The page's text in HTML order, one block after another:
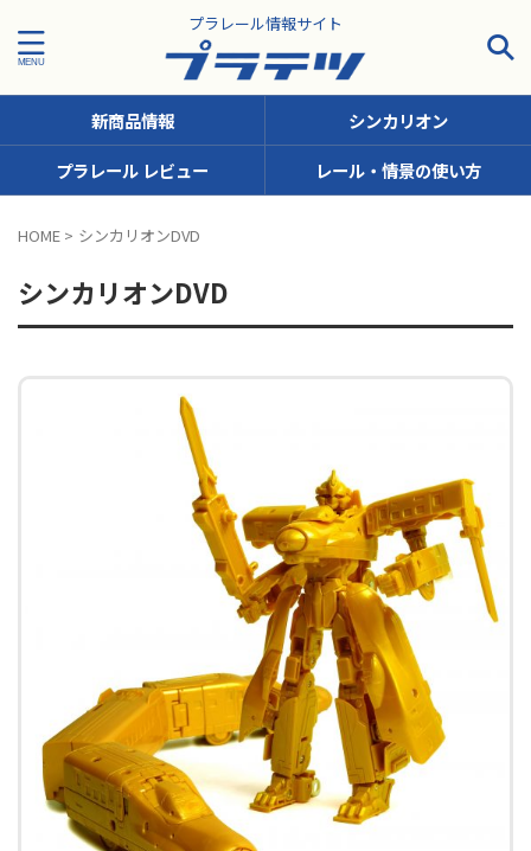
プラレール情報サイト
タグで探す！
SCシリーズ（キャラクターラッピング）
Sシリーズ（ナンバリングシリーズ）
TSシリーズ（トーマスナンバリング） きかんしゃトーマス
アニメシンカリオンあらすじ イベント限定商品
カプセルプラレール（きかんしゃトーマス）
カプセルプラレール（鉄道会社）
クルーズトレインDXシリーズ シンカリオンDVD
テコロシリーズ・はじめてのプラレール ハッピーセット
プラレール博 in TOKYO
新商品情報
シンカリオン
プラレール レビュー
レール・情景の使い方
HOME > シンカリオンDVD
シンカリオンDVD